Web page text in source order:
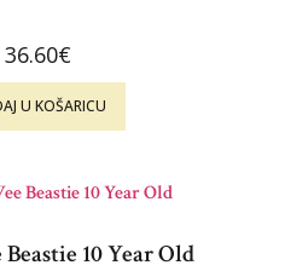
36.60€
U KOŠARICU
10 Year Old